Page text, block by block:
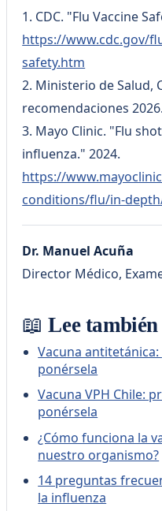
1. CDC. "Flu Vaccine
https://www.cdc.gov/
safety.htm
2. Ministerio de Salud,
recomendaciones
3. Mayo Clinic. "Flu
influenza." 2024.
https://
conditions/flu/in-
Dr. Manuel Acuña
Director Médico,
📖 Lee también
Vacuna
ponérsela
Vacuna VPH Chile:
ponérsela
¿Cómo funciona la
nuestro organismo?
14 preguntas
la influenza